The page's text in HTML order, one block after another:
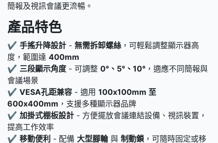
簡報及視訊會議更流暢。
產品特色
✔ 手搖升降設計 - 無需拆卸螺絲 ，可輕鬆調整顯示器高
度，範圍達 400mm
✔ 三段顯示角度 - 可調整 0°、5°、10° ，適應不同簡報與
會議場景
✔ VESA孔距兼容 - 適用 100x100mm 至
600x400mm ，支援多種顯示器品牌
✔ 加掛式棚板設計 - 方便擺放會議連結設備、視訊裝置，
提高工作效率
✔ 移動便利 - 配備 大型腳輪與 制動鎖 ，可隨時固定或移